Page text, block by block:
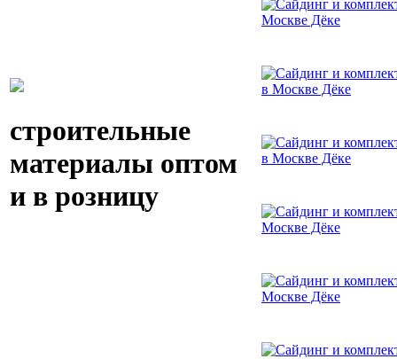
строительные
материалы оптом
и в розницу